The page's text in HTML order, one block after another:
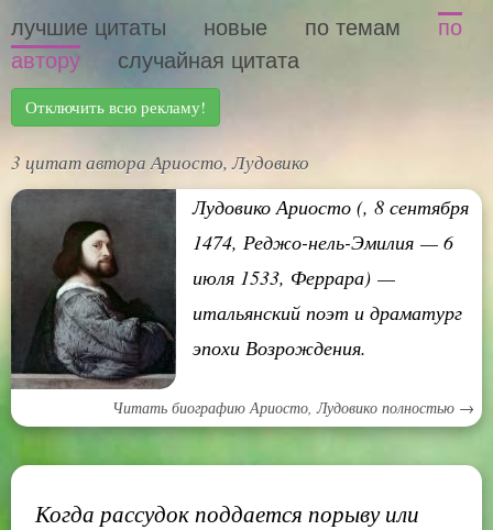
лучшие цитаты новые по темам
по
автору
случайная цитата
Отключить всю рекламу!
3 цитат автора Ариосто, Лудовико
Лудовико Ариосто (, 8 сентября
1474, Реджо-нель-Эмилия — 6
июля 1533, Феррара) —
итальянский поэт и драматург
эпохи Возрождения.
Читать биографию Ариосто, Лудовико полностью →
Когда рассудок поддается порыву или